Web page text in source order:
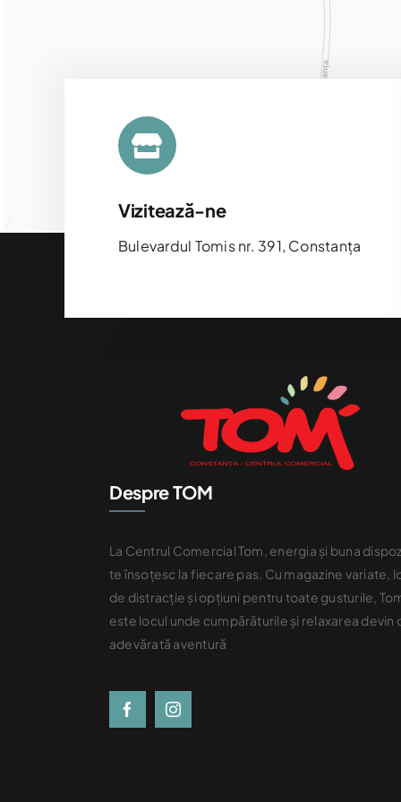
Vizitează-ne
Bulevardul Tomis nr. 391, Constanța
Despre TOM
La Centrul Comercial Tom, energia și buna
te însoțesc la fiecare pas. Cu magazine variate,
de distracție și opțiuni pentru toate gusturile,
este locul unde cumpărăturile și relaxarea devin
adevărată aventură